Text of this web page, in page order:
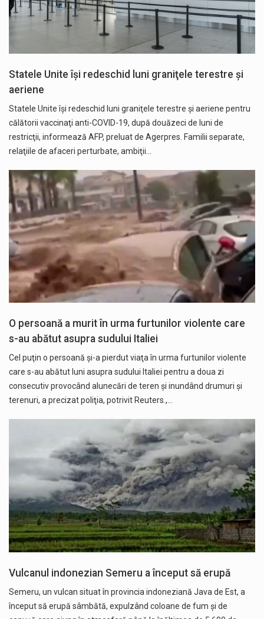
Statele Unite îşi redeschid luni graniţele terestre şi
aeriene
Statele Unite îşi redeschid luni graniţele terestre şi aeriene pentru
călătorii vaccinaţi anti-COVID-19, după douăzeci de luni de
restricţii, informează AFP, preluat de Agerpres. Familii separate,
relaţiile de afaceri perturbate, ambiţii…
O persoană a murit în urma furtunilor violente care
s-au abătut asupra sudului Italiei
Cel puţin o persoană şi-a pierdut viaţa în urma furtunilor violente
care s-au abătut luni asupra sudului Italiei pentru a doua zi
consecutiv provocând alunecări de teren şi inundând drumuri şi
terenuri, a precizat poliţia, potrivit Reuters.,…
Vulcanul indonezian Semeru a început să erupă
Semeru, un vulcan situat în provincia indoneziană Java de Est, a
început să erupă sâmbătă, expulzând coloane de fum şi de